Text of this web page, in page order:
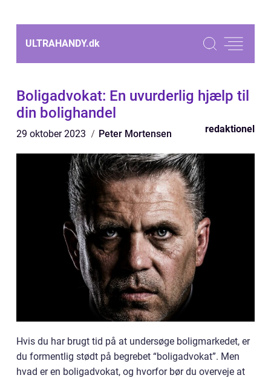
ULTRAHANDY.dk
Boligadvokat: En uvurderlig hjælp til
din bolighandel
29 oktober 2023 Peter Mortensen redaktionel
Hvis du har brugt tid på at undersøge boligmarkedet, er
du formentlig stødt på begrebet “boligadvokat”. Men
hvad er en boligadvokat, og hvorfor bør du overveje at